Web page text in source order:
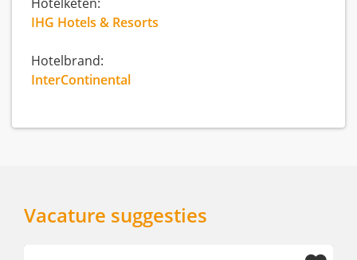
IHG Hotels & Resorts
Hotelbrand:
InterContinental
Vacature suggesties